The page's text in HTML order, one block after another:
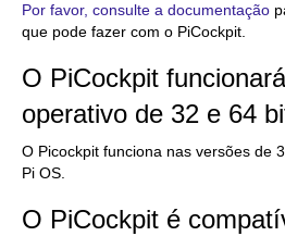
Por favor, consulte a documentação
que pode fazer com o PiCockpit.
O PiCockpit
operativo de 32 e 64
O Picockpit funciona nas versões de
Pi OS.
O PiCockpit é